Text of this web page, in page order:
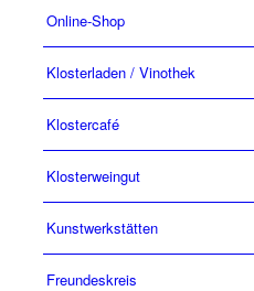
Online-Shop
Klosterladen / Vinothek
Klostercafé
Klosterweingut
Kunstwerkstätten
Freundeskreis